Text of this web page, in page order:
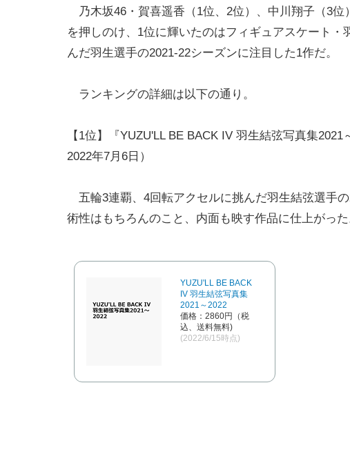
乃木坂46・賀喜遥香（1位、2位）、中川翔子（3
を押しのけ、1位に輝いたのはフィギュアスケート
んだ羽生選手の2021-22シーズンに注目した1作だ。
ランキングの詳細は以下の通り。
【1位】『YUZU'LL BE BACK IV 羽生結弦写真集
2022年7月6日）
五輪3連覇、4回転アクセルに挑んだ羽生結弦選手
術性はもちろんのこと、内面も映す作品に仕上がった
YUZU'LL BE BACK
IV 羽生結弦写真集
2021～2022
価格：2860円（税
込、送料無料)
(2022/6/15時点)